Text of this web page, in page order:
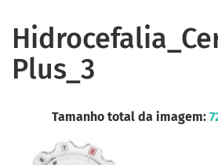
Plus_3
Tamanho total da imagem: